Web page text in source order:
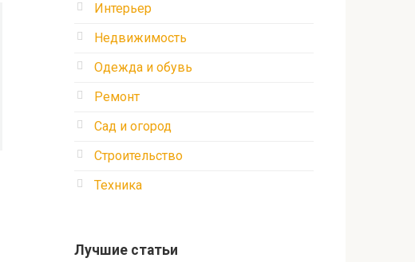
Интерьер
Недвижимость
Одежда и обувь
Ремонт
Сад и огород
Строительство
Техника
Лучшие статьи